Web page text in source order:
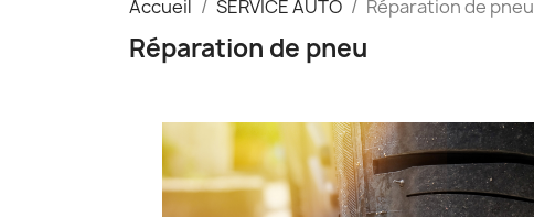
Accueil SERVICE AUTO Réparation de pneu
Réparation de pneu